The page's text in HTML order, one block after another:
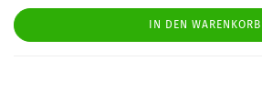
IN DEN WARENKORB